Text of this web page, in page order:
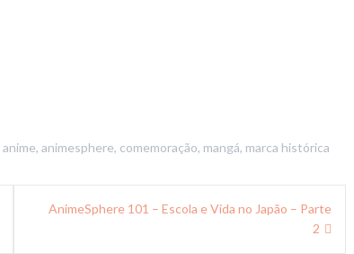
anime, animesphere, comemoração, mangá, marca histórica
AnimeSphere 101 – Escola e Vida no Japão – Parte
2